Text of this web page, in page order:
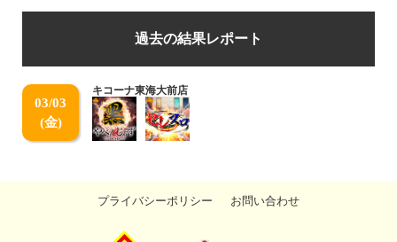
過去の結果レポート
03/03
(金)
キコーナ東海大前店
プライバシーポリシー お問い合わせ